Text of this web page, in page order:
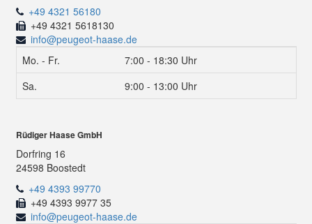
+49 4321 56180
+49 4321 5618130
info@peugeot-haase.de
Mo. - Fr.
7:00 - 18:30 Uhr
Sa.
9:00 - 13:00 Uhr
Rüdiger Haase GmbH
Dorfring 16
24598 Boostedt
+49 4393 99770
+49 4393 9977 35
info@peugeot-haase.de